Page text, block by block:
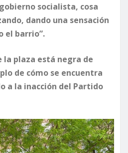
socialista, cosa
dando una sensación
el barrio”.
la plaza está negra de
de cómo se encuentra
a la inacción del Partido